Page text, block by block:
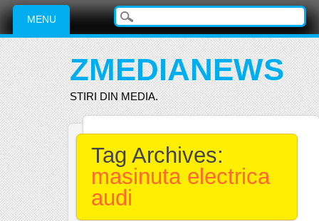
Main menu
Skip
content
MENU
ZMEDIANEWS
STIRI DIN MEDIA.
Tag Archives:
masinuta electrica
audi